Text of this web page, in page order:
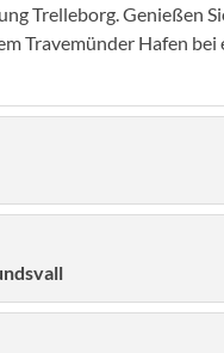
Trelleborg. Genießen
Travemünder Hafen bei